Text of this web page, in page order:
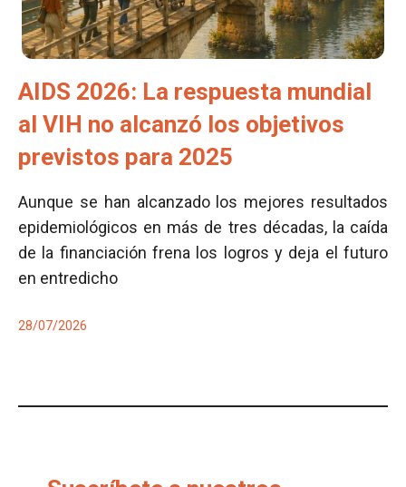
AIDS 2026: La respuesta mundial
al VIH no alcanzó los objetivos
previstos para 2025
Aunque se han alcanzado los mejores resultados
epidemiológicos en más de tres décadas, la caída
de la financiación frena los logros y deja el futuro
en entredicho
28/07/2026